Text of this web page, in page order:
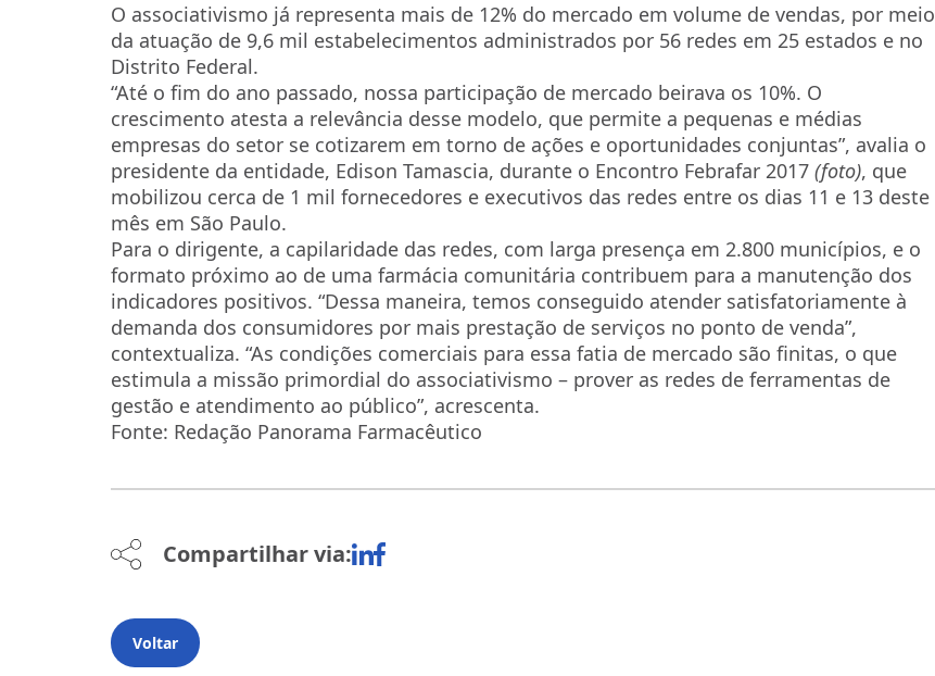
O associativismo já representa mais de 12% do mercado em volume de vendas, por meio
da atuação de 9,6 mil estabelecimentos administrados por 56 redes em 25 estados e no
Distrito Federal.
“Até o fim do ano passado, nossa participação de mercado beirava os 10%. O
crescimento atesta a relevância desse modelo, que permite a pequenas e médias
empresas do setor se cotizarem em torno de ações e oportunidades conjuntas”, avalia o
presidente da entidade, Edison Tamascia, durante o Encontro Febrafar 2017 (foto), que
mobilizou cerca de 1 mil fornecedores e executivos das redes entre os dias 11 e 13 deste
mês em São Paulo.
Para o dirigente, a capilaridade das redes, com larga presença em 2.800 municípios, e o
formato próximo ao de uma farmácia comunitária contribuem para a manutenção dos
indicadores positivos. “Dessa maneira, temos conseguido atender satisfatoriamente à
demanda dos consumidores por mais prestação de serviços no ponto de venda”,
contextualiza. “As condições comerciais para essa fatia de mercado são finitas, o que
estimula a missão primordial do associativismo – prover as redes de ferramentas de
gestão e atendimento ao público”, acrescenta.
Fonte: Redação Panorama Farmacêutico
Compartilhar via:
Voltar